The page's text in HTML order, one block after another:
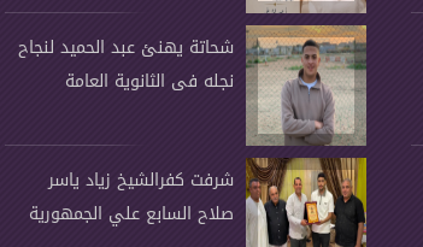
شحاتة يهنئ عبد الحميد لنجاح
نجله فى الثانوية العامة
شرفت كفرالشيخ زياد ياسر
صلاح السابع علي الجمهورية